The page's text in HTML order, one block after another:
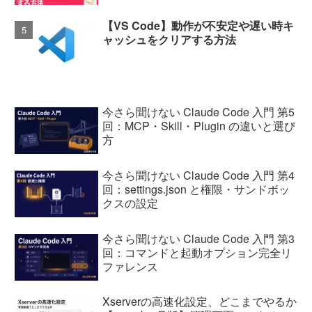
【VS Code】動作が不安定や遅い時キ
ャッシュをクリアする方法
今さら聞けない Claude Code 入門 第5
回：MCP・Skill・Plugin の違いと選び
方
今さら聞けない Claude Code 入門 第4
回：settings.json と権限・サンドボッ
クスの設定
今さら聞けない Claude Code 入門 第3
回：コマンドと起動オプション完全リ
ファレンス
Xserverの高速化設定、どこまでやるか